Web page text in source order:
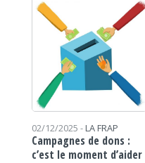
02/12/2025 - LA FRAP
Campagnes de dons :
c’est le moment d’aider